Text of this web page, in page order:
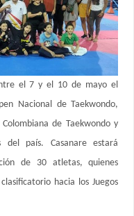
el 7 y el 10 de mayo el
Nacional de Taekwondo,
de Taekwondo y
país. Casanare estará
de 30 atletas, quienes
hacia los Juegos